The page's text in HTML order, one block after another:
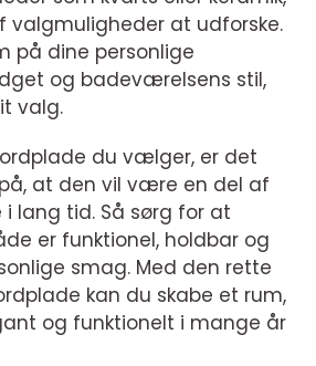
at udforske.
på dine personlige
og badeværelsens stil,
valg.
du vælger, er det
at den vil være en del af
lang tid. Så sørg for at
er funktionel, holdbar og
smag. Med den rette
kan du skabe et rum,
og funktionelt i mange år